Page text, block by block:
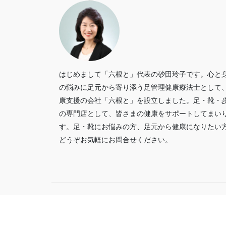
はじめまして「六根と」代表の砂田玲子です。心と
の悩みに足元から寄り添う足管理健康療法士として
康支援の会社「六根と」を設立しました。足・靴・
の専門店として、皆さまの健康をサポートしてまい
す。足・靴にお悩みの方、足元から健康になりたい方
どうぞお気軽にお問合せください。